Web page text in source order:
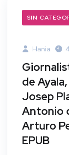
SIN
Hania
de
Josep
Antonio
Arturo
EPUB